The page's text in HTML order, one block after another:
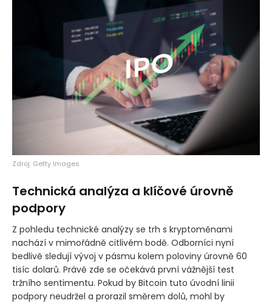
Zdroj: Getty Images
Technická analýza a klíčové úrovně
podpory
Z pohledu technické analýzy se trh s kryptoměnami
nachází v mimořádně citlivém bodě. Odborníci nyní
bedlivě sledují vývoj v pásmu kolem poloviny úrovně 60
tisíc dolarů. Právě zde se očekává první vážnější test
tržního sentimentu. Pokud by Bitcoin tuto úvodní linii
podpory neudržel a prorazil směrem dolů, mohl by